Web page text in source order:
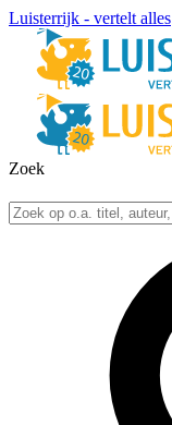
Luisterrijk - vertelt alles
Zoek